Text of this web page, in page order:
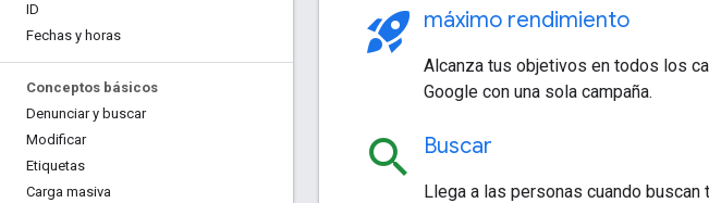
ID
Fechas y horas
Conceptos básicos
Denunciar y buscar
Modificar
Etiquetas
Carga masiva
rocket_launch máximo rendimiento
Alcanza tus objetivos en todos los
Google con una sola campaña.
search Buscar
Llega a las personas cuando buscan